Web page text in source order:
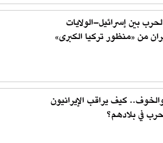
بين إسرائيل–الولايات
من «منظور تركيا الكبرى»
كيف يراقب الإيرانيون
في بلادهم؟